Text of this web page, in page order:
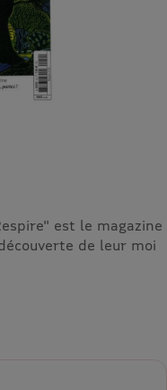
est le magazine
de leur moi